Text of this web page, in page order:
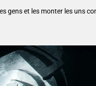
gens et les monter les uns